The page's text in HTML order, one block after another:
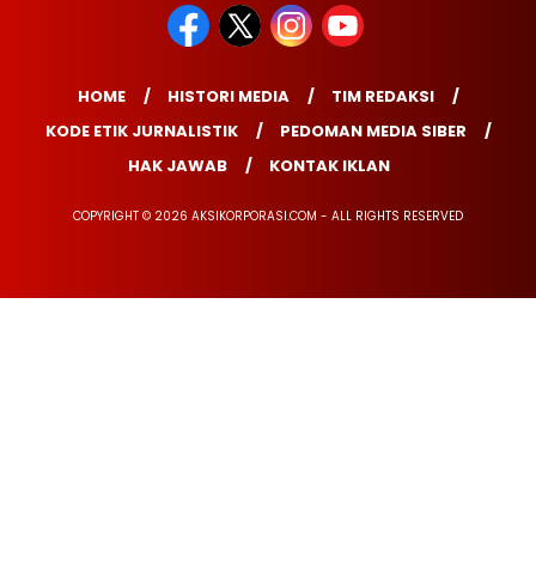
HOME HISTORI MEDIA
TIM REDAKSI
KODE ETIK JURNALISTIK
PEDOMAN MEDIA SIBER
HAK JAWAB
KONTAK IKLAN
COPYRIGHT © 2026 AKSIKORPORASI.COM - ALL RIGHTS RESERVED